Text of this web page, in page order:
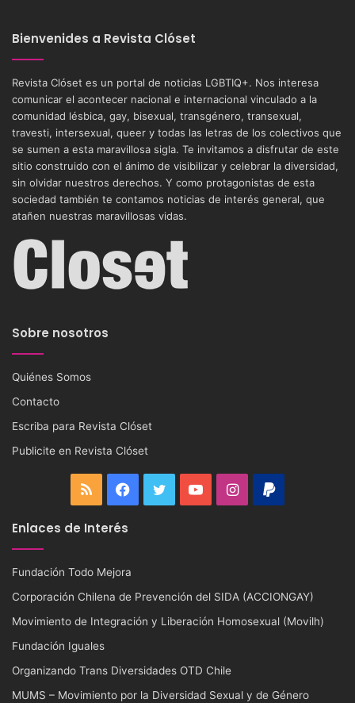
Bienvenides a Revista Clóset
Revista Clóset es un portal de noticias LGBTIQ+. Nos interesa
comunicar el acontecer nacional e internacional vinculado a la
comunidad lésbica, gay, bisexual, transgénero, transexual,
travesti, intersexual, queer y todas las letras de los colectivos que
se sumen a esta maravillosa sigla. Te invitamos a disfrutar de este
sitio construido con el ánimo de visibilizar y celebrar la diversidad,
sin olvidar nuestros derechos. Y como protagonistas de esta
sociedad también te contamos noticias de interés general, que
atañen nuestras maravillosas vidas.
Sobre nosotros
Quiénes Somos
Contacto
Escriba para Revista Clóset
Publicite en Revista Clóset
RSS Facebook
TwitterYouTubeInstagram
PayPal
Enlaces de Interés
Fundación Todo Mejora
Corporación Chilena de Prevención del SIDA (ACCIONGAY)
Movimiento de Integración y Liberación Homosexual (Movilh)
Fundación Iguales
Organizando Trans Diversidades OTD Chile
MUMS – Movimiento por la Diversidad Sexual y de Género